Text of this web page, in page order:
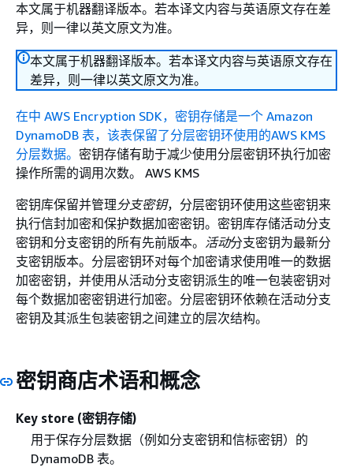
本文属于机器翻译版本。若本译文内容与英语原文存在差
异，则一律以英文原文为准。
本文属于机器翻译版本。若本译文内容与英语原文存在
差异，则一律以英文原文为准。
在中 AWS Encryption SDK，密钥存储是一个 Amazon
DynamoDB 表，该表保留了分层密钥环使用的AWS KMS
分层数据。 密钥存储有助于减少使用分层密钥环执行加密
操作所需的调用次数。 AWS KMS
密钥库保留并管理分支密钥，分层密钥环使用这些密钥来
执行信封加密和保护数据加密密钥。密钥库存储活动分支
密钥和分支密钥的所有先前版本。 活动分支密钥为最新分
支密钥版本。分层密钥环对每个加密请求使用唯一的数据
加密密钥，并使用从活动分支密钥派生的唯一包装密钥对
每个数据加密密钥进行加密。分层密钥环依赖在活动分支
密钥及其派生包装密钥之间建立的层次结构。
密钥商店术语和概念
Key store (密钥存储)
用于保存分层数据（例如分支密钥和信标密钥）的
DynamoDB 表。